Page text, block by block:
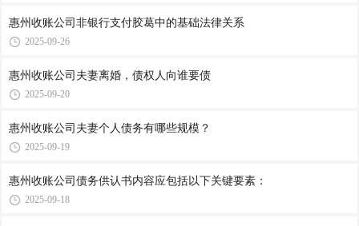
惠州收账公司​非银行支付胶葛中的基础法律关系
2025-09-26
惠州收账公司​夫妻离婚，债权人向谁要债
2025-09-20
惠州收账公司​夫妻个人债务有哪些规模？
2025-09-19
惠州收账公司​债务供认书内容应包括以下关键要素：
2025-09-18